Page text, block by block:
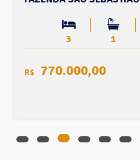
3 1
R$ 770.000,00